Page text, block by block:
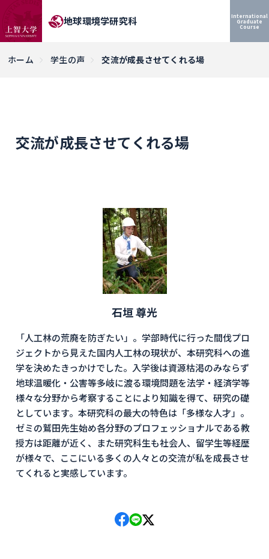
地球環境学研究科
International
Graduate
Course
ホーム 学生の声 交流が成長させてくれる場
交流が成長させてくれる場
石垣 尊光
「人工林の荒廃を防ぎたい」。学部時代に行った間伐プロ
ジェクトから見えた国内人工林の現状が、本研究科への進
学を決めたきっかけでした。入学後は資源枯渇のみならず
地球温暖化・公害等多岐に渡る環境問題を法学・経済学等
様々な分野から考察することにより知識を得て、研究の礎
としています。本研究科の最大の特色は「多様な人才」。
ゼミの鷲田先生始め各分野のプロフェッショナルである教
授方は距離が近く、また研究科生も社会人、留学生等経歴
が様々で、ここにいる多くの人々との交流が私を成長させ
てくれると実感しています。